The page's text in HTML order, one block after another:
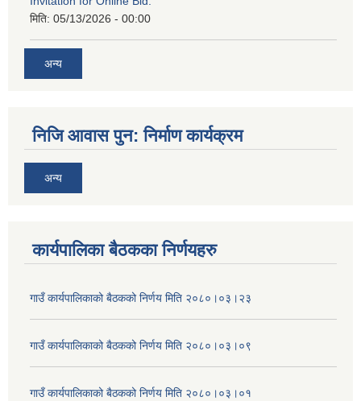
मिति: 05/13/2026 - 00:00
अन्य
निजि आवास पुन: निर्माण कार्यक्रम
अन्य
कार्यपालिका बैठकका निर्णयहरु
गाउँ कार्यपालिकाको बैठकको निर्णय मिति २०८०।०३।२३
गाउँ कार्यपालिकाको बैठकको निर्णय मिति २०८०।०३।०९
गाउँ कार्यपालिकाको बैठकको निर्णय मिति २०८०।०३।०१